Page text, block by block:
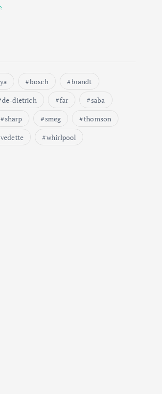
bosch
brandt
de-dietrich far
saba
sharp smeg
thomson
vedette whirlpool